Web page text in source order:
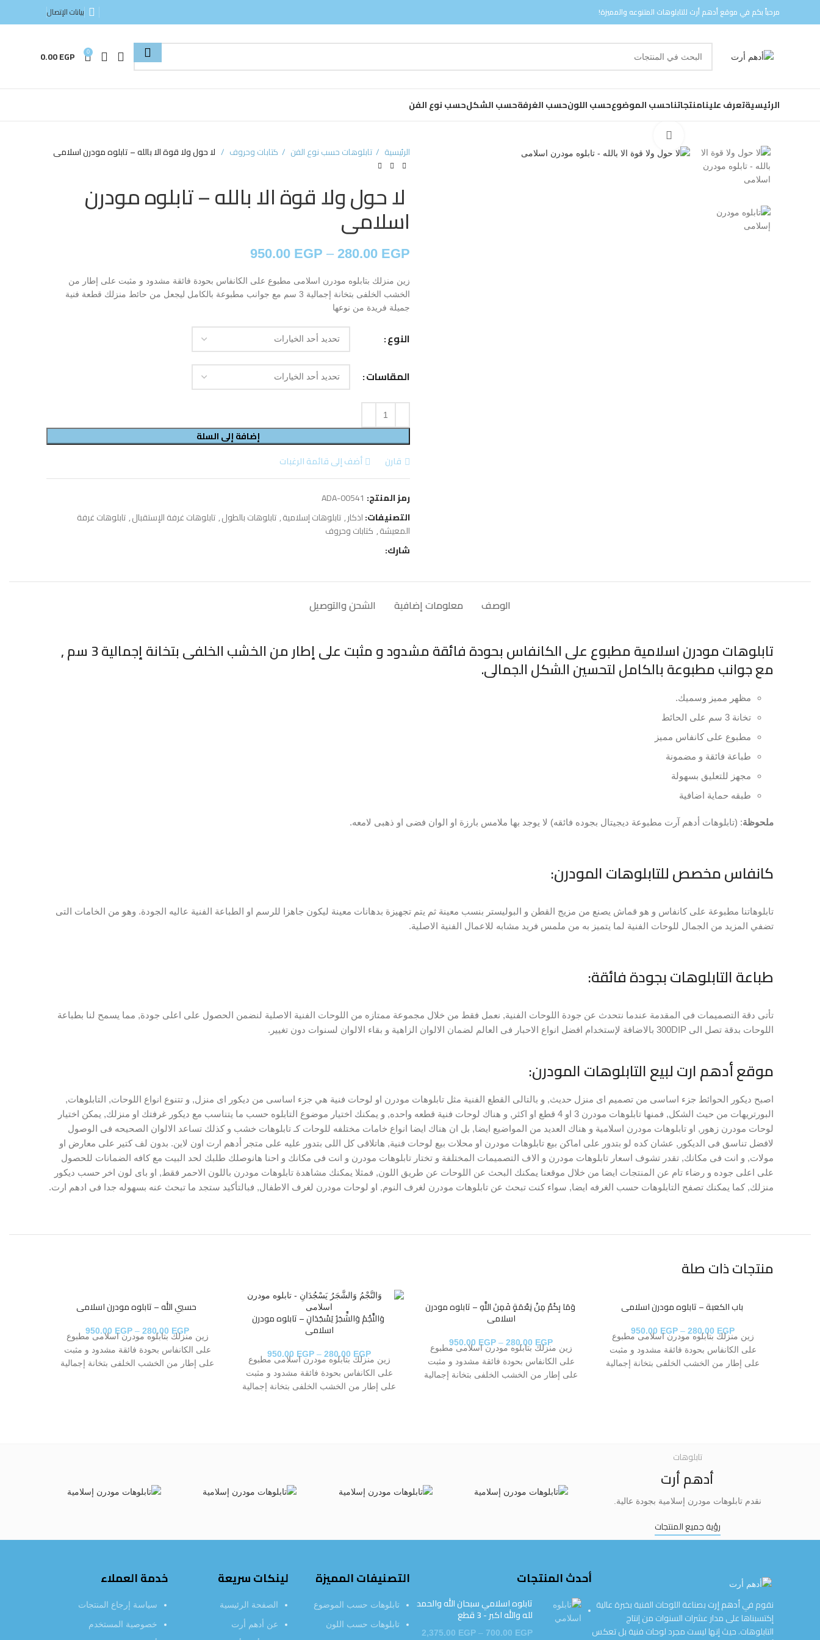
مرحباً بكم في موقع أدهم أرت للتابلوهات المتنوعه والمميزة! بيانات الإتصال
0
0.00EGP
الرئيسيةتعرف علينامنتجاتناحسب الموضوعحسب اللونحسب الغرفةحسب الشكلحسب نوع الفن
الرئيسية تابلوهات حسب نوع الفن كتابات وحروف ​​​​​​​ لا حول ولا قوة الا بالله – تابلوه مودرن اسلامى
​​​​​​​ لا حول ولا قوة الا بالله – تابلوه مودرن
اسلامى
280.00 EGP
–
950.00 EGP
زين منزلك بتابلوه مودرن اسلامى مطبوع على الكانفاس بحودة فائقة مشدود و مثبت على إطار من
الخشب الخلفى بتخانة إجمالية 3 سم مع جوانب مطبوعة بالكامل ليجعل من حائط منزلك قطعة فنية
جميلة فريدة من نوعها
النوع
المقاسات
إضافة إلى السلة
قارن
أضف إلى قائمة الرغبات
رمز المنتج: ADA-00541
التصنيفات:اذكار,تابلوهات إسلامية,تابلوهات بالطول,تابلوهات غرفة الإستقبال,تابلوهات غرفة
المعيشة, كتابات وحروف
شارك:
الوصف معلومات إضافية الشحن والتوصيل
تابلوهات مودرن اسلامية مطبوع على الكانفاس بحودة فائقة مشدود و مثبت على إطار من الخشب الخلفى بتخانة إجمالية 3 سم ,
مع جوانب مطبوعة بالكامل لتحسين الشكل الجمالى.
مظهر مميز وسميك.
تخانة 3 سم على الحائط
مطبوع على كانفاس مميز
طباعة فائقة و مضمونة
مجهز للتعليق بسهولة
طبقه حماية اضافية
ملحوظة: (تابلوهات أدهم آرت مطبوعة ديجيتال بجوده فائقه) لا يوجد بها ملامس بارزة او الوان فضى او ذهبى لامعه.
كانفاس مخصص للتابلوهات المودرن:
تابلوهاتنا مطبوعة على كانفاس و هو قماش يصنع من مزيج القطن و البوليستر بنسب معينة ثم يتم تجهيزة بدهانات معينة ليكون جاهزا للرسم او الطباعة الفنية عاليه الجودة. وهو من الخامات التى
تضفي المزيد من الجمال للوحات الفنية لما يتميز به من ملمس فريد مشابه للاعمال الفنية الاصلية.
طباعة التابلوهات بجودة فائقة:
تأتى دقة التصميمات فى المقدمة عندما نتحدث عن جودة اللوحات الفنية, نعمل فقط من خلال مجموعة ممتازه من اللوحات الفنية الاصلية لنضمن الحصول على اعلى جودة, مما يسمح لنا بطباعة
اللوحات بدقة تصل الى 300DIP بالاضافة لإستخدام افضل انواع الاحبار فى العالم لضمان الالوان الزاهية و بقاء الالوان لسنوات دون تغيير.
موقع أدهم ارت لبيع التابلوهات المودرن:
اصبح ديكور الحوائط جزء اساسى من تصميم اى منزل حديث, و بالتالى القطع الفنية مثل تابلوهات مودرن او لوحات فنية هي جزء اساسى من ديكور اى منزل, و تتنوع انواع اللوحات, التابلوهات,
البورتريهات من حيث الشكل, فمنها تابلوهات مودرن 3 او 4 قطع او اكثر, و هناك لوحات فنية قطعه واحده, و يمكنك اختيار موضوع التابلوه حسب ما يتناسب مع ديكور غرفتك او منزلك, يمكن اختيار
لوحات مودرن زهور, او تابلوهات مودرن اسلامية و هناك العديد من المواضيع ايضا, بل ان هناك ايضا انواع خامات مختلفه للوحات كـ تابلوهات خشب و كذلك تساعد الالوان الصحيحه فى الوصول
لافضل تناسق فى الديكور, عشان كده لو بتدور على اماكن بيع تابلوهات مودرن او محلات بيع لوحات فنية, هاتلاقى كل اللى بتدور عليه على متجر أدهم ارت اون لاين. بدون لف كتير على معارض او
مولات, و انت فى مكانك, تقدر تشوف اسعار تابلوهات مودرن و الاف التصميمات المختلفة و تختار تابلوهات مودرن و انت فى مكانك و احنا هانوصلك طلبك لحد البيت مع كافه الضمانات للحصول
على اعلى جوده و رضاء تام عن المنتجات ايضا من خلال موقعنا يمكنك البحث عن اللوحات عن طريق اللون, فمثلا يمكنك مشاهدة تابلوهات مودرن باللون الاحمر فقط, او باى لون اخر حسب ديكور
منزلك, كما يمكنك تصفح التابلوهات حسب الغرفه ايضا, سواء كنت تبحث عن تابلوهات مودرن لغرف النوم, او لوحات مودرن لغرف الاطفال, فبالتأكيد ستجد ما تبحث عنه بسهوله جدا فى ادهم ارت.
منتجات ذات صلة
​​​​​​​ باب الكعبة – تابلوه مودرن اسلامى
280.00 EGP
–
950.00 EGP
زين منزلك بتابلوه مودرن اسلامى مطبوع
على الكانفاس بحودة فائقة مشدود و مثبت
على إطار من الخشب الخلفى بتخانة إجمالية
​​​​​​​ وَمَا بِكُمْ مِنْ نِعْمَةٍ فَمِنَ اللَّهِ – تابلوه مودرن
اسلامى
280.00 EGP
–
950.00 EGP
زين منزلك بتابلوه مودرن اسلامى مطبوع
على الكانفاس بحودة فائقة مشدود و مثبت
على إطار من الخشب الخلفى بتخانة إجمالية
​​​​​​​ وَالنَّجْمُ وَالشَّجَرُ يَسْجُدَانِ – تابلوه مودرن
اسلامى
280.00 EGP
–
950.00 EGP
زين منزلك بتابلوه مودرن اسلامى مطبوع
على الكانفاس بحودة فائقة مشدود و مثبت
على إطار من الخشب الخلفى بتخانة إجمالية
​​​​​​​ حسبي الله – تابلوه مودرن اسلامى
280.00 EGP
–
950.00 EGP
زين منزلك بتابلوه مودرن اسلامى مطبوع
على الكانفاس بحودة فائقة مشدود و مثبت
على إطار من الخشب الخلفى بتخانة إجمالية
تابلوهات
أدهم أرت
نقدم تابلوهات مودرن إسلامية بجودة عالية.
رؤية جميع المنتجات
نقوم فيأدهم إرتبصناعة اللوحات الفنية بخبرة عالية
إكتسبناها على مدار عشرات السنوات من إنتاج
التابلوهات. حيث إنها ليست مجرد لوحات فنية بل تعكس
أحدث المنتجات
تابلوه اسلامي سبحان الله والحمد
لله والله اكبر - 3 قطع
700.00 EGP
–
2,375.00 EGP
التصنيفات المميزة
تابلوهات حسب الموضوع
تابلوهات حسب اللون
لينكات سريعة
الصفحة الرئيسية
عن أدهم أرت
خدمة العملاء
سياسة إرجاع المنتجات
خصوصية المستخدم